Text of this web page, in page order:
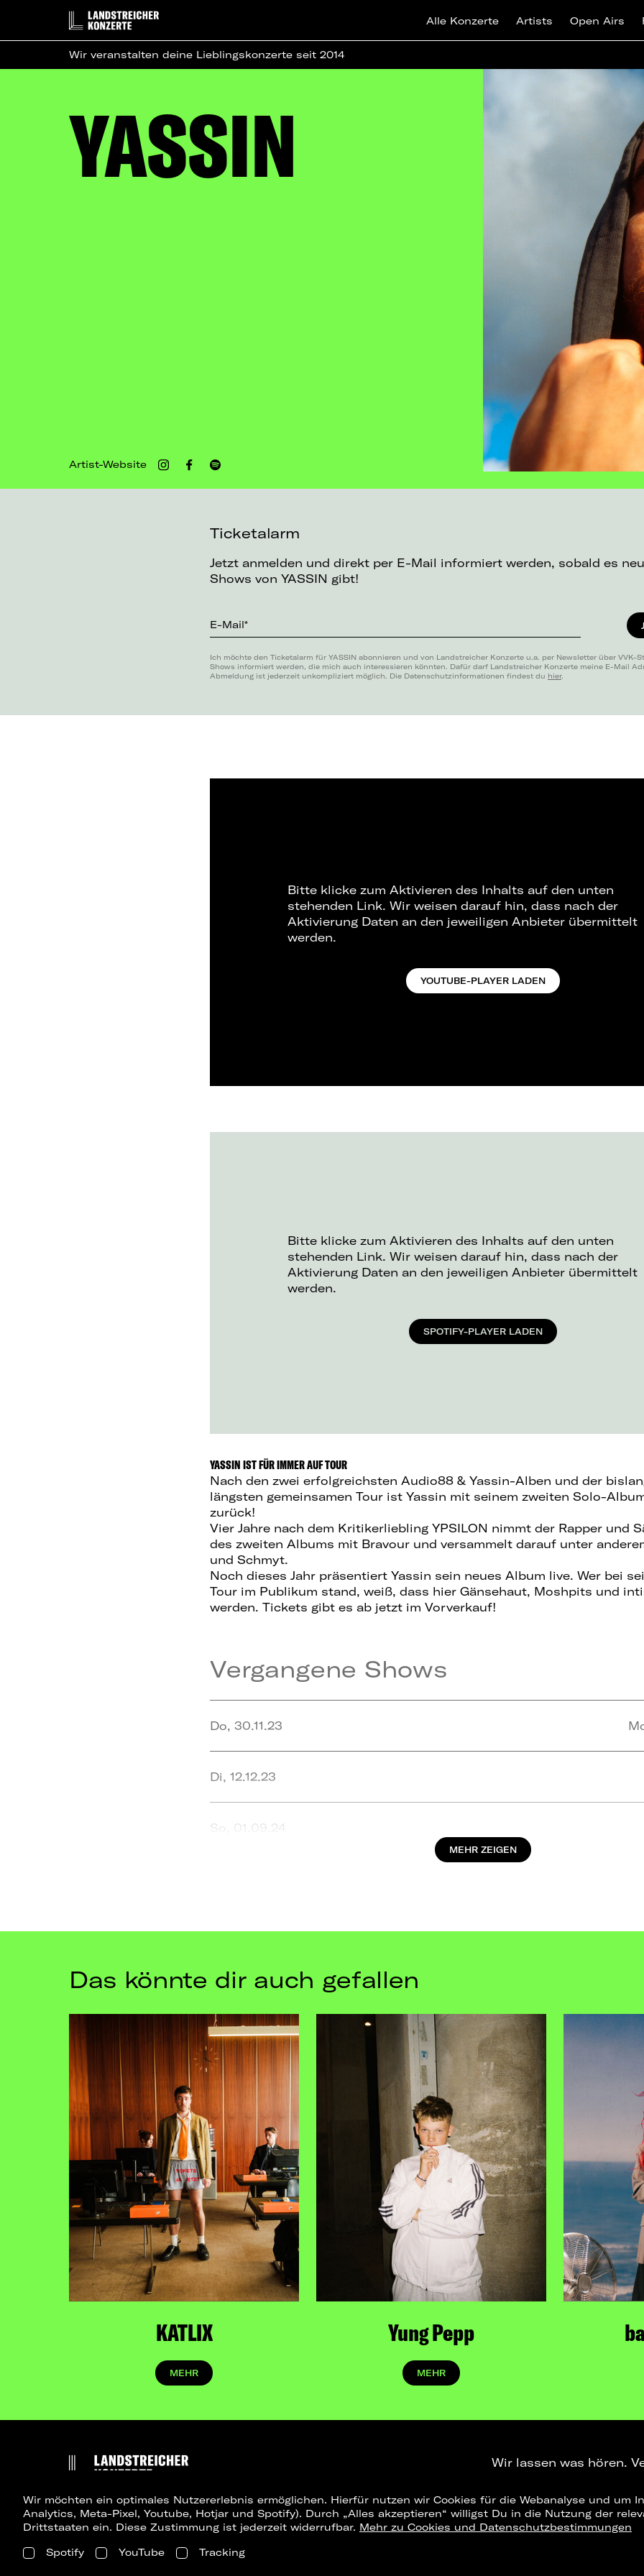
Alle Konzerte Artists Open Airs
Wir veranstalten deine Lieblingskonzerte seit 2014
YASSIN
Artist-Website
Ticketalarm
Jetzt anmelden und direkt per E-Mail informiert werden, sobald es
Shows von YASSIN gibt!
E-Mail*
Ich möchte den Ticketalarm für YASSIN abonnieren und von Landstreicher Konzerte u.a. per Newsletter über VVK-
Shows informiert werden, die mich auch interessieren könnten. Dafür darf Landstreicher Konzerte meine E-Mail
Abmeldung ist jederzeit unkompliziert möglich. Die Datenschutzinformationen findest du hier.
Bitte klicke zum Aktivieren des Inhalts auf den unten
stehenden Link. Wir weisen darauf hin, dass nach der
Aktivierung Daten an den jeweiligen Anbieter übermittelt
werden.
YOUTUBE-PLAYER LADEN
Bitte klicke zum Aktivieren des Inhalts auf den unten
stehenden Link. Wir weisen darauf hin, dass nach der
Aktivierung Daten an den jeweiligen Anbieter übermittelt
werden.
SPOTIFY-PLAYER LADEN
YASSIN IST FÜR IMMER AUF TOUR
Nach den zwei erfolgreichsten Audio88 & Yassin-Alben und der
längsten gemeinsamen Tour ist Yassin mit seinem zweiten Solo-
zurück!
Vier Jahre nach dem Kritikerliebling YPSILON nimmt der Rapper und
des zweiten Albums mit Bravour und versammelt darauf unter
und Schmyt.
Noch dieses Jahr präsentiert Yassin sein neues Album live. Wer bei
Tour im Publikum stand, weiß, dass hier Gänsehaut, Moshpits und
werden. Tickets gibt es ab jetzt im Vorverkauf!
Vergangene Shows
Do, 30.11.23
Di, 12.12.23
So, 01.09.24
MEHR ZEIGEN
Das könnte dir auch gefallen
KATLIX
MEHR
Yung Pepp
MEHR
Wir möchten ein optimales Nutzererlebnis ermöglichen. Hierfür nutzen wir Cookies für die Webanalyse und um
Analytics, Meta-Pixel, Youtube, Hotjar und Spotify). Durch „Alles akzeptieren“ willigst Du in die Nutzung der
Drittstaaten ein. Diese Zustimmung ist jederzeit widerrufbar. Mehr zu Cookies und Datenschutzbestimmungen
Spotify
YouTube Tracking
Wir lassen was hören.
NEWSLETTER